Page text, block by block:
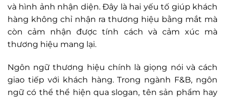
và hình ảnh nhận diện. Đây là hai yếu tố giúp khách
hàng không chỉ nhận ra thương hiệu bằng mắt mà
còn cảm nhận được tính cách và cảm xúc mà
thương hiệu mang lại.
Ngôn ngữ thương hiệu chính là giọng nói và cách
giao tiếp với khách hàng. Trong ngành F&B, ngôn
ngữ có thể thể hiện qua slogan, tên sản phẩm hay